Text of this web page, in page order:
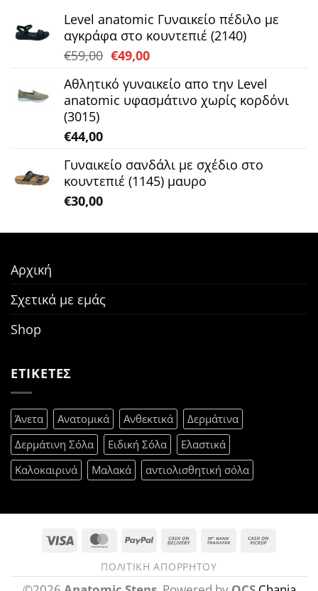
Level anatomic Γυναικείο πέδιλο με
αγκράφα στο κουντεπιέ (2140)
€59,00 Original
was:
€59,00.
€49,00Η
τιμή
είναι:
Αθλητικό γυναικείο απο την Level
anatomic υφασμάτινο χωρίς κορδόνι
(3015)
€44,00
Γυναικείο σανδάλι με σχέδιο στο
κουντεπιέ (1145) μαυρο
€30,00
Αρχική
Σχετικά με εμάς
Shop
ΕΤΙΚΕΤΕΣ
Άνετα Ανατομικά Ανθεκτικά
Δερμάτινα
Δερμάτινη Σόλα
Ειδική Σόλα
Ελαστικά
Καλοκαιρινά
Μαλακά αντιολισθητική σόλα
Visa MasterCard
PayPal
Cash
Delivery
Bank
Pickup
ΠΟΛΙΤΙΚΉ ΑΠΟΡΡΉΤΟΥ